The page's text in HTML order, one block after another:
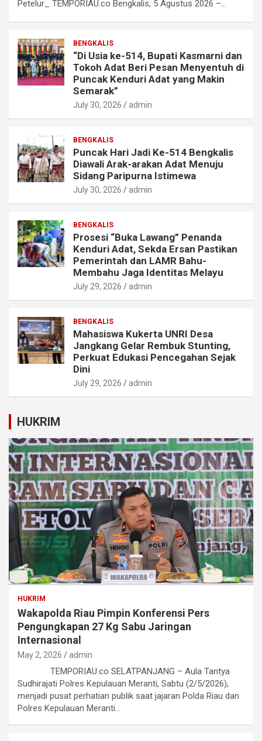
Petelur_ TEMPORIAU.co Bengkalis, 5 Agustus 2026 –…
BENGKALIS
“Di Usia ke-514, Bupati Kasmarni dan
Tokoh Adat Beri Pesan Menyentuh di
Puncak Kenduri Adat yang Makin
Semarak”
July 30, 2026 admin
BENGKALIS
Puncak Hari Jadi Ke-514 Bengkalis
Diawali Arak-arakan Adat Menuju
Sidang Paripurna Istimewa
July 30, 2026 admin
BENGKALIS
Prosesi “Buka Lawang” Penanda
Kenduri Adat, Sekda Ersan Pastikan
Pemerintah dan LAMR Bahu-
Membahu Jaga Identitas Melayu
July 29, 2026 admin
BENGKALIS
Mahasiswa Kukerta UNRI Desa
Jangkang Gelar Rembuk Stunting,
Perkuat Edukasi Pencegahan Sejak
Dini
July 29, 2026 admin
HUKRIM
HUKRIM
Wakapolda Riau Pimpin Konferensi Pers
Pengungkapan 27 Kg Sabu Jaringan
Internasional
May 2, 2026 admin
TEMPORIAU.co SELATPANJANG – Aula Tantya
Sudhirajati Polres Kepulauan Meranti, Sabtu (2/5/2026),
menjadi pusat perhatian publik saat jajaran Polda Riau dan
Polres Kepulauan Meranti…